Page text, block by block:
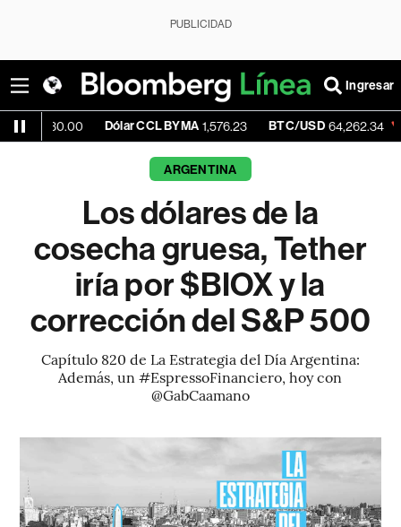
PUBLICIDAD
Ingresar
Dólar CCL BYMA 1,576.23 BTC/USD 64,262.34 -0.20%
ARGENTINA
Los dólares de la
cosecha gruesa, Tether
iría por $BIOX y la
corrección del S&P 500
Capítulo 820 de La Estrategia del Día Argentina:
Además, un #EspressoFinanciero, hoy con
@GabCaamano